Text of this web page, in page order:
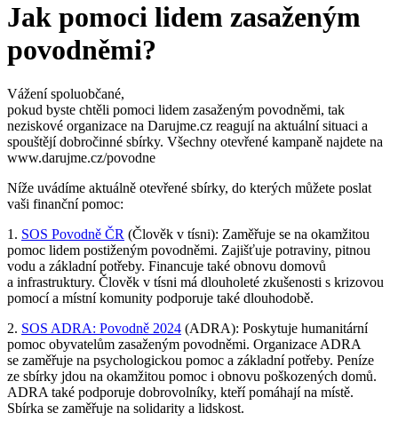
Jak pomoci lidem zasaženým
povodněmi?
Vážení spoluobčané,
pokud byste chtěli pomoci lidem zasaženým povodněmi, tak
neziskové organizace na Darujme.cz reagují na aktuální situaci a
spouštějí dobročinné sbírky. Všechny otevřené kampaně najdete na
www.darujme.cz/povodne
Níže uvádíme aktuálně otevřené sbírky, do kterých můžete poslat
vaši finanční pomoc:
1. SOS Povodně ČR (Člověk v tísni): Zaměřuje se na okamžitou
pomoc lidem postiženým povodněmi. Zajišťuje potraviny, pitnou
vodu a základní potřeby. Financuje také obnovu domovů
a infrastruktury. Člověk v tísni má dlouholeté zkušenosti s krizovou
pomocí a místní komunity podporuje také dlouhodobě.
2. SOS ADRA: Povodně 2024 (ADRA): Poskytuje humanitární
pomoc obyvatelům zasaženým povodněmi. Organizace ADRA
se zaměřuje na psychologickou pomoc a základní potřeby. Peníze
ze sbírky jdou na okamžitou pomoc i obnovu poškozených domů.
ADRA také podporuje dobrovolníky, kteří pomáhají na místě.
Sbírka se zaměřuje na solidarity a lidskost.